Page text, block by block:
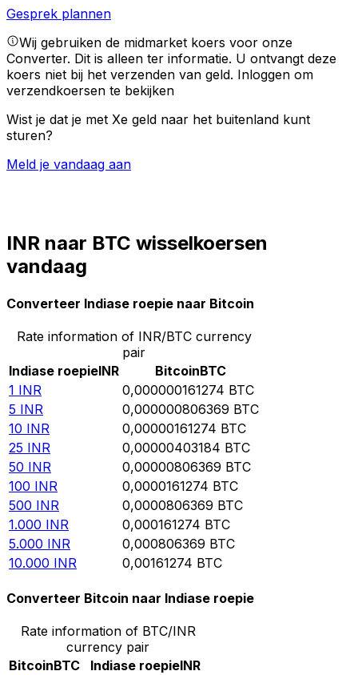
Gesprek plannen
Wij gebruiken de midmarket koers voor onze
Converter. Dit is alleen ter informatie. U ontvangt deze
koers niet bij het verzenden van geld. Inloggen om
verzendkoersen te bekijken
Wist je dat je met Xe geld naar het buitenland kunt
sturen?
Meld je vandaag aan
INR naar BTC wisselkoersen
vandaag
Converteer Indiase roepie naar Bitcoin
Rate information of INR/BTC currency
pair
Indiase roepieINR BitcoinBTC
1 INR 0,000000161274 BTC
5 INR 0,000000806369 BTC
10 INR 0,00000161274 BTC
25 INR 0,00000403184 BTC
50 INR 0,00000806369 BTC
100 INR 0,0000161274 BTC
500 INR 0,0000806369 BTC
1.000 INR 0,000161274 BTC
5.000 INR 0,000806369 BTC
10.000 INR 0,00161274 BTC
Converteer Bitcoin naar Indiase roepie
Rate information of BTC/INR
currency pair
BitcoinBTC Indiase roepieINR